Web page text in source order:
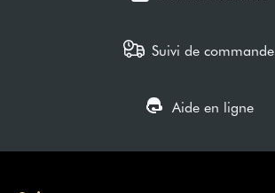
Suivi de commande
Aide en ligne